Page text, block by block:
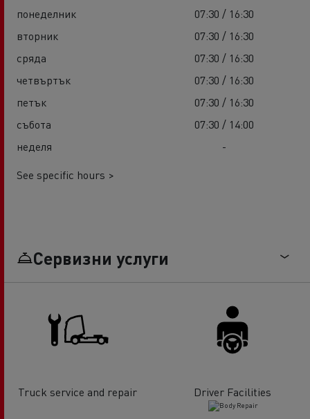
понеделник
07:30 / 16:30
вторник
07:30 / 16:30
сряда
07:30 / 16:30
четвъртък
07:30 / 16:30
петък
07:30 / 16:30
събота
07:30 / 14:00
неделя
-
See specific hours >
Сервизни услуги
Truck service and repair Driver Facilities